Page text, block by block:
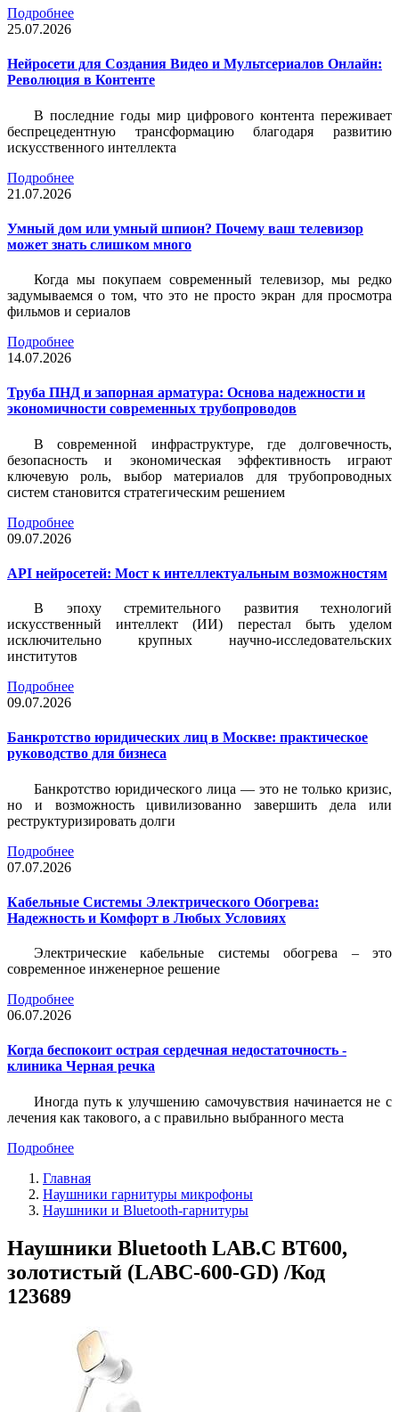
Подробнее
25.07.2026
Нейросети для Создания Видео и Мультсериалов Онлайн:
Революция в Контенте
В последние годы мир цифрового контента переживает
беспрецедентную трансформацию благодаря развитию
искусственного интеллекта
Подробнее
21.07.2026
Умный дом или умный шпион? Почему ваш телевизор
может знать слишком много
Когда мы покупаем современный телевизор, мы редко
задумываемся о том, что это не просто экран для просмотра
фильмов и сериалов
Подробнее
14.07.2026
Труба ПНД и запорная арматура: Основа надежности и
экономичности современных трубопроводов
В современной инфраструктуре, где долговечность,
безопасность и экономическая эффективность играют
ключевую роль, выбор материалов для трубопроводных
систем становится стратегическим решением
Подробнее
09.07.2026
API нейросетей: Мост к интеллектуальным возможностям
В эпоху стремительного развития технологий
искусственный интеллект (ИИ) перестал быть уделом
исключительно крупных научно-исследовательских
институтов
Подробнее
09.07.2026
Банкротство юридических лиц в Москве: практическое
руководство для бизнеса
Банкротство юридического лица — это не только кризис,
но и возможность цивилизованно завершить дела или
реструктуризировать долги
Подробнее
07.07.2026
Кабельные Системы Электрического Обогрева:
Надежность и Комфорт в Любых Условиях
Электрические кабельные системы обогрева – это
современное инженерное решение
Подробнее
06.07.2026
Когда беспокоит острая сердечная недостаточность -
клиника Черная речка
Иногда путь к улучшению самочувствия начинается не с
лечения как такового, а с правильно выбранного места
Подробнее
Главная
Наушники гарнитуры микрофоны
Наушники и Bluetooth-гарнитуры
Наушники Bluetooth LAB.C BT600,
золотистый (LABC-600-GD) /Код
123689